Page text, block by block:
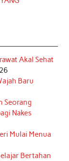
Akal Sehat
Baru
Seorang
Nakes
Mulai Menua
Bertahan